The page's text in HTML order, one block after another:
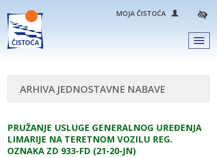
MOJA ČISTOĆA
ARHIVA JEDNOSTAVNE NABAVE
PRUŽANJE USLUGE GENERALNOG UREĐENJA
LIMARIJE NA TERETNOM VOZILU REG.
OZNAKA ZD 933-FD (21-20-JN)